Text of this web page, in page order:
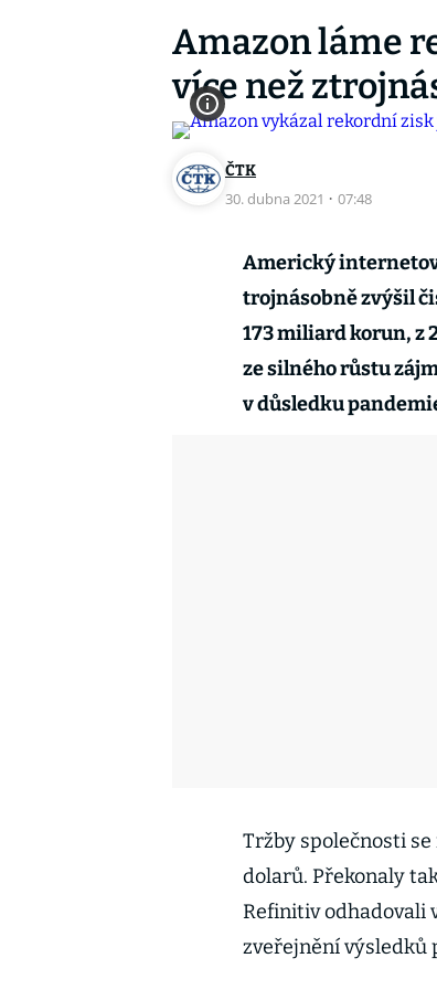
Amazon láme
více než
ČTK
30. dubna 2021 · 07:48
Americký
trojnásobně zvýšil
173 miliard korun, z
ze silného růstu
v důsledku
Tržby společnosti
dolarů. Překonaly
Refinitiv odhadovali
zveřejnění výsledků